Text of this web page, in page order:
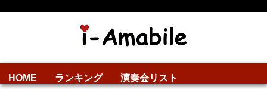
HOME ランキング 演奏会リスト